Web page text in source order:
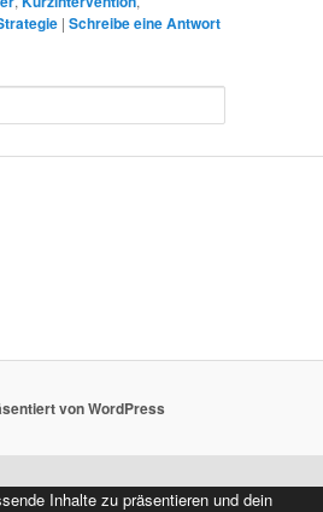
|Schreibe eine Antwort
von WordPress
Inhalte zu präsentieren und dein